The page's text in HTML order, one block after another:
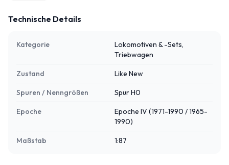
Technische Details
Kategorie
Lokomotiven & -Sets,
Triebwagen
Zustand Like New
Spuren / Nenngrößen Spur H0
Epoche
Epoche IV (1971-1990 / 1965-
1990)
Maßstab 1:87